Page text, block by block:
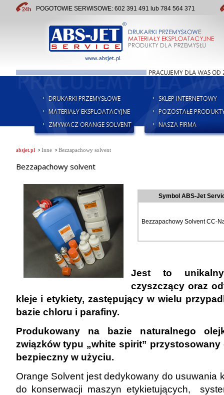
POGOTOWIE SERWISOWE: 602 391 491 lub 784 564 371
DRUKARKI PRZEMYSŁOWE
MATERIAŁY EKSPLOATACYJNE
ZMYWACZ ORANGE SOLVENT
SKLEP INTERNETOWY
POZOSTAŁE
NASZA FIRMA
absjet.pl› Inne› Bezzapachowy solvent
Bezzapachowy solvent
Symbol ABS-Jet
Bezzapachowy Solvent CC-
Jest to
czyszczący oraz
kleje i etykiety, zastępujący w wielu
bazie chloru i parafiny.
Produkowany na bazie naturalnego
związków typu „white spirit”
bezpieczny w użyciu.
Orange Solvent jest dedykowany do usuwania
do konserwacji maszyn etykietujących,